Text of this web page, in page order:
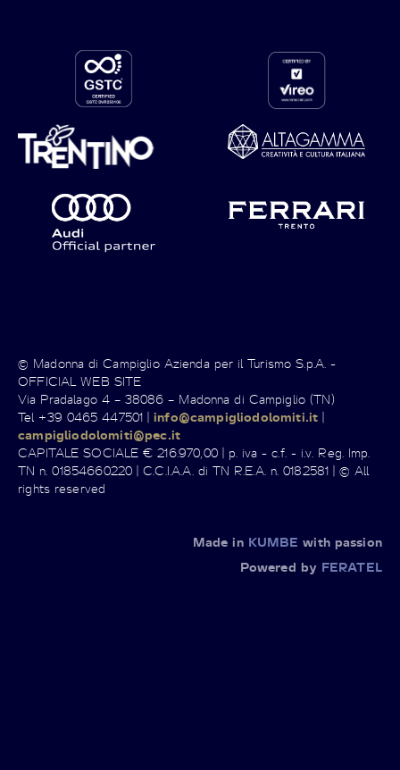
© Madonna di Campiglio Azienda per il Turismo S.p.A. -
OFFICIAL WEB SITE
Via Pradalago 4 – 38086 – Madonna di Campiglio (TN)
Tel +39 0465 447501 |info@campigliodolomiti.it |
campigliodolomiti@pec.it
CAPITALE SOCIALE € 216.970,00 | p. iva - c.f. - i.v. Reg. Imp.
TN n. 01854660220 | C.C.I.A.A. di TN R.E.A. n. 0182581 | © All
rights reserved
Made in KUMBE with passion
Powered by FERATEL